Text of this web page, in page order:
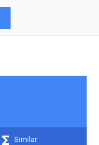
Similar